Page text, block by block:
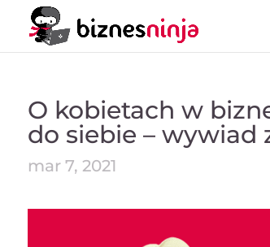
O kobietach w
do siebie – wywiad
mar 7, 2021